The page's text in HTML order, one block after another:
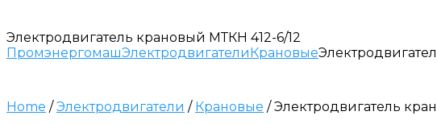
Электродвигатель крановый МТКН 412-6/12
ПромэнергомашЭлектродвигателиКрановые
Home /Электродвигатели / Крановые / Электродвигатель